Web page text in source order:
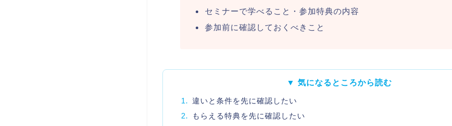
セミナーで学べること・参加特典の内容
参加前に確認しておくべきこと
▼ 気になるところから読む
1. 違いと条件を先に確認したい
2.
もらえる特典を先に確認したい